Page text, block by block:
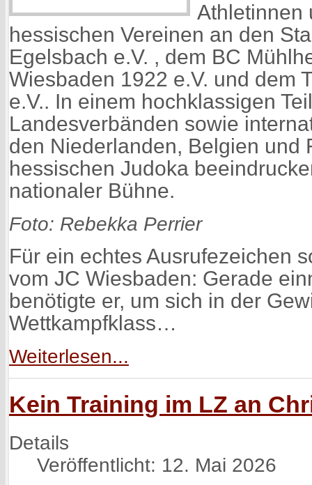
Athletinnen
hessischen Vereinen an den
Egelsbach e.V. , dem BC
Wiesbaden 1922 e.V. und dem
e.V.. In einem hochklassigen
Landesverbänden sowie
den Niederlanden, Belgien und
hessischen Judoka
nationaler Bühne.
Foto: Rebekka Perrier
Für ein echtes Ausrufezeichen
vom JC Wiesbaden: Gerade
benötigte er, um sich in der
Wettkampfklass…
Weiterlesen...
Kein Training im LZ an
Details
Veröffentlicht: 12. Mai 2026